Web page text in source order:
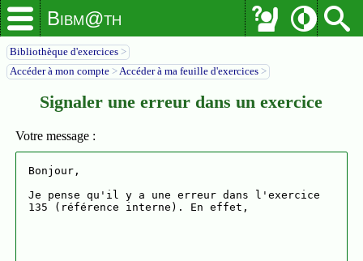
Bibm@th
Bibliothèque d'exercices >
Accéder à mon compte >Accéder à ma feuille d'exercices >
Signaler une erreur dans un exercice
Votre message :